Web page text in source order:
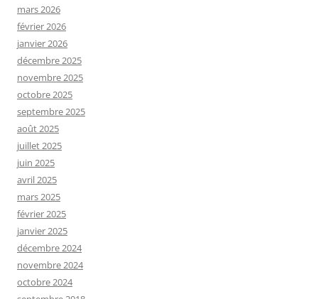
mars 2026
février 2026
janvier 2026
décembre 2025
novembre 2025
octobre 2025
septembre 2025
août 2025
juillet 2025
juin 2025
avril 2025
mars 2025
février 2025
janvier 2025
décembre 2024
novembre 2024
octobre 2024